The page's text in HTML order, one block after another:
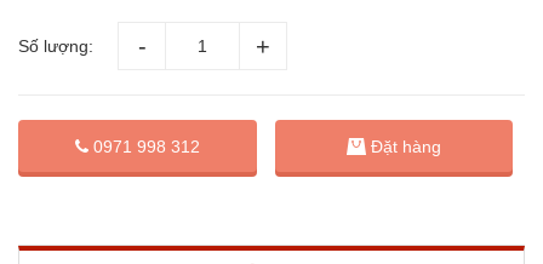
Số lượng:
0971 998 312 Đặt hàng